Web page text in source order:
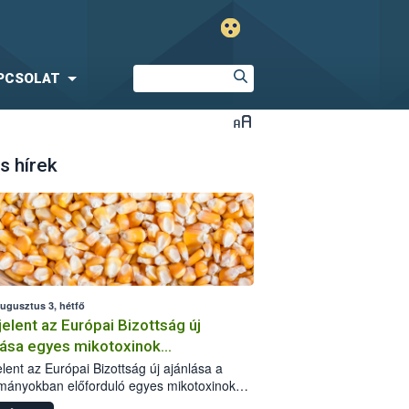
hírek
3, hétfő
az Európai Bizottság új
egyes mikotoxinok
való jelenlétéről
az Európai Bizottság új ajánlása a
előforduló egyes mikotoxinokkal
A dokumentum 2027-től új